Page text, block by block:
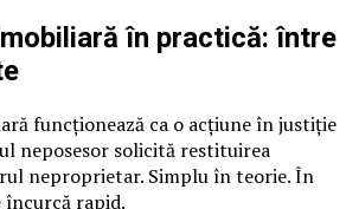
în practică: între
funcționează ca o acțiune în justiție
neposesor solicită restituirea
neproprietar. Simplu în teorie. În
rapid.